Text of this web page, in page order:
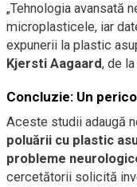
„Tehnologia avansată
microplasticele, iar
expunerii la plastic
Kjersti Aagaard, de la
Concluzie: Un
Aceste studii adaugă
poluării cu plastic
probleme
cercetătorii solicită